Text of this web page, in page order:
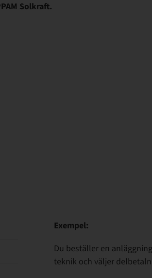
Solkraft.
Exempel:
Du beställer en
teknik och väljer